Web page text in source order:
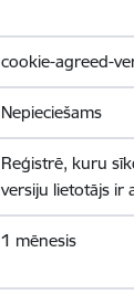
cookie-agreed-
Nepieciešams
Reģistrē, kuru
versiju lietotājs ir
1 mēnesis